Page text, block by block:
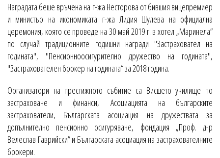
Наградата беше връчена на г-жа Несторова от бившия вицепремиер
и министър на икономиката г-жа Лидия Шулева на официална
церемония, която се проведе на 30 май 2019 г. в хотел „Маринела“
по случай традиционните годишни награди "Застраховател на
годината", "Пенсионноосигурително дружество на годината",
"Застрахователен брокер на годината“ за 2018 година.
Организатори на престижното събитие са Висшето училище по
застраховане и финанси, Асоциацията на българските
застрахователи, Българската асоциация на дружествата за
допълнително пенсионно осигуряване, фондация „Проф. д-р
Велеслав Гаврийски” и Българската асоциация на застрахователните
брокери.